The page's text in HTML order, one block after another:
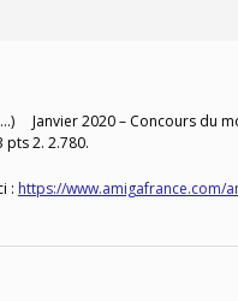
Janvier 2020 – Concours du
pts 2. 2.780.
: https://www.amigafrance.com/